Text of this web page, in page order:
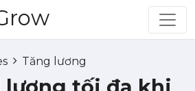
Tăng lương